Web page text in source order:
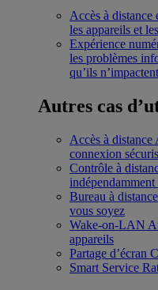
Accès à distance
les appareils et
Expérience
les problèmes
qu’ils
Autres cas
Accès à distance
connexion
Contrôle à
Bureau à distance
vous soyez
Wake-on-LAN
appareils
Partage d’écran
Smart Service